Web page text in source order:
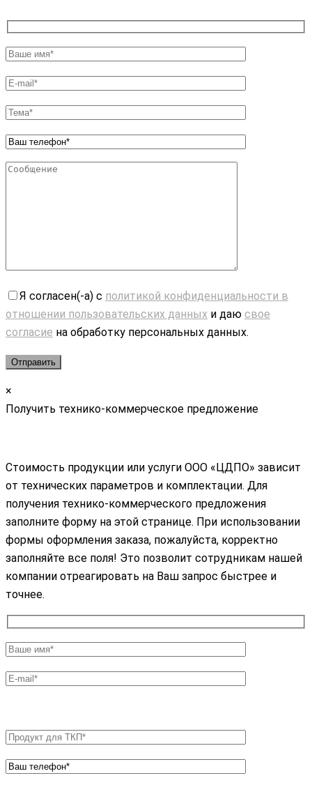
Я согласен(-а) с политикой конфиденциальности в
отношении пользовательских данных и даю свое
согласие на обработку персональных данных.
×
Получить технико-коммерческое предложение
Стоимость продукции или услуги ООО «ЦДПО» зависит
от технических параметров и комплектации. Для
получения технико-коммерческого предложения
заполните форму на этой странице. При использовании
формы оформления заказа, пожалуйста, корректно
заполняйте все поля! Это позволит сотрудникам нашей
компании отреагировать на Ваш запрос быстрее и
точнее.